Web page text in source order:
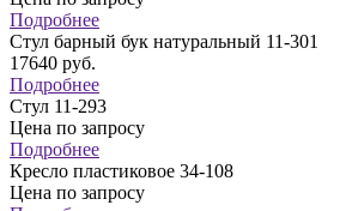
Подробнее
Стул барный бук натуральный 11-301
17640 руб.
Подробнее
Стул 11-293
Цена по запросу
Подробнее
Кресло пластиковое 34-108
Цена по запросу